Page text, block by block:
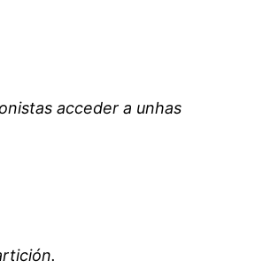
acceder a unhas